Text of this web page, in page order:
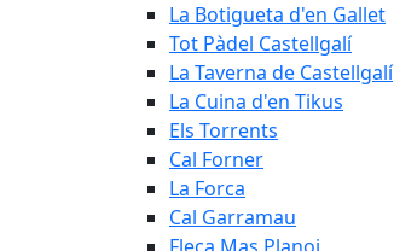
La Botigueta d'en Gallet
Tot Pàdel Castellgalí
La Taverna de Castellgalí
La Cuina d'en Tikus
Els Torrents
Cal Forner
La Forca
Cal Garramau